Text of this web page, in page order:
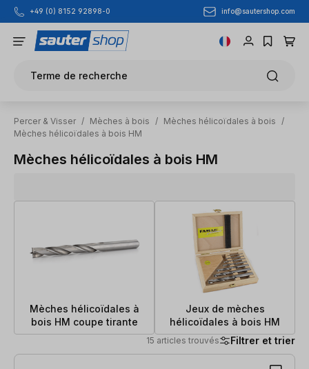
Passer au contenu principal
+49 (0) 8152 92898-0 info@sautershop.com
Terme de recherche
Percer & Visser / Mèches à bois / Mèches hélicoïdales à bois
/
Mèches hélicoïdales à bois HM
Mèches hélicoïdales à bois HM
Mèches hélicoïdales à
bois HM coupe tirante
Jeux de mèches
hélicoïdales à bois HM
15 articles trouvés Filtrer et trier
15 articles trouvés